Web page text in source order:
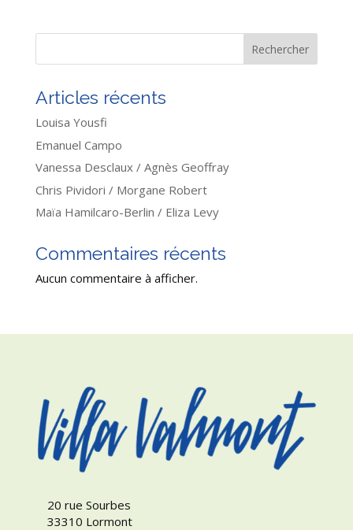
Rechercher
Articles récents
Louisa Yousfi
Emanuel Campo
Vanessa Desclaux / Agnès Geoffray
Chris Pividori / Morgane Robert
Maïa Hamilcaro-Berlin / Eliza Levy
Commentaires récents
Aucun commentaire à afficher.
20 rue Sourbes
33310 Lormont